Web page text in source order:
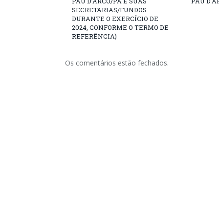
SECRETARIAS/FUNDOS
DURANTE O EXERCÍCIO DE
2024, CONFORME O TERMO DE
REFERÊNCIA)
Os comentários estão fechados.